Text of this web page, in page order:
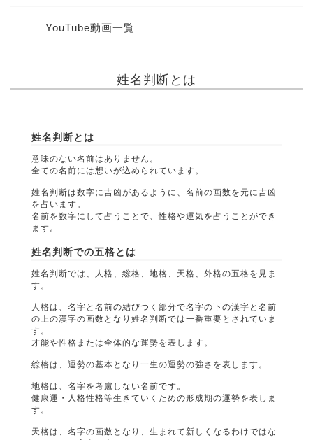
YouTube動画一覧
姓名判断とは
姓名判断とは
意味のない名前はありません。
全ての名前には想いが込められています。
姓名判断は数字に吉凶があるように、名前の画数を元に吉凶
を占います。
名前を数字にして占うことで、性格や運気を占うことができ
ます。
姓名判断での五格とは
姓名判断では、人格、総格、地格、天格、外格の五格を見ま
す。
人格は、名字と名前の結びつく部分で名字の下の漢字と名前
の上の漢字の画数となり姓名判断では一番重要とされていま
す。
才能や性格または全体的な運勢を表します。
総格は、運勢の基本となり一生の運勢の強さを表します。
地格は、名字を考慮しない名前です。
健康運・人格性格等生きていくための形成期の運勢を表しま
す。
天格は、名字の画数となり、生まれて新しくなるわけではな